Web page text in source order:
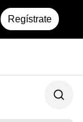
Regístrate